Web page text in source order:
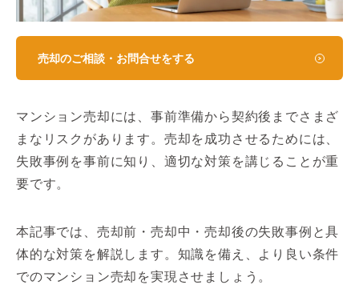
売却のご相談・お問合せをする
マンション売却には、事前準備から契約後までさまざ
まなリスクがあります。売却を成功させるためには、
失敗事例を事前に知り、適切な対策を講じることが重
要です。
本記事では、売却前・売却中・売却後の失敗事例と具
体的な対策を解説します。知識を備え、より良い条件
でのマンション売却を実現させましょう。